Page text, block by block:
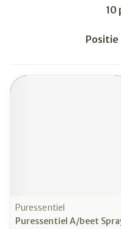
10
Sorteer
Puressentiel
Puressentiel A/beet